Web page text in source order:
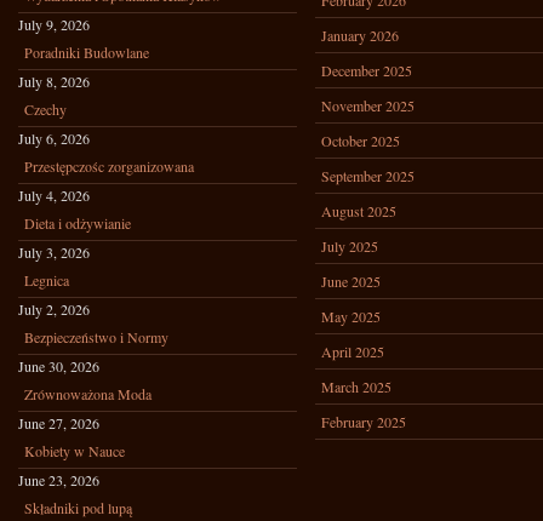
July 9, 2026
Poradniki Budowlane
July 8, 2026
Czechy
July 6, 2026
Przestępczośc zorganizowana
July 4, 2026
Dieta i odżywianie
July 3, 2026
Legnica
July 2, 2026
Bezpieczeństwo i Normy
June 30, 2026
Zrównoważona Moda
June 27, 2026
Kobiety w Nauce
June 23, 2026
Składniki pod lupą
January 2026
December 2025
November 2025
October 2025
September 2025
August 2025
July 2025
June 2025
May 2025
April 2025
March 2025
February 2025